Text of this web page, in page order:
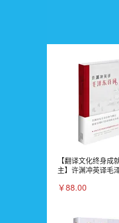
【翻译文化终身成
主】许渊冲英译毛
￥88.00